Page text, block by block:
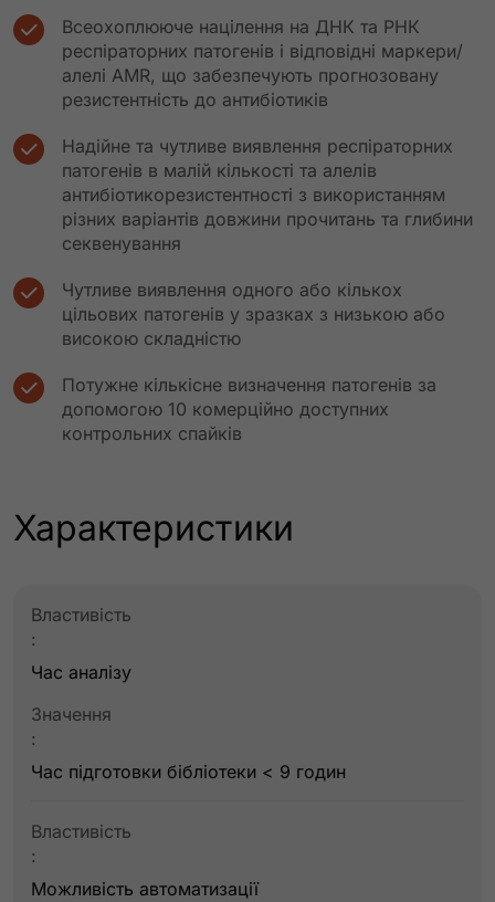
Всеохоплююче націлення на ДНК та РНК
респіраторних патогенів і відповідні маркери/
алелі AMR, що забезпечують прогнозовану
резистентність до антибіотиків
Надійне та чутливе виявлення респіраторних
патогенів в малій кількості та алелів
антибіотикорезистентності з використанням
різних варіантів довжини прочитань та глибини
секвенування
Чутливе виявлення одного або кількох
цільових патогенів у зразках з низькою або
високою складністю
Потужне кількісне визначення патогенів за
допомогою 10 комерційно доступних
контрольних спайків
Характеристики
Властивість
:
Час аналізу
Значення
:
Час підготовки бібліотеки < 9 годин
Властивість
:
Можливість автоматизації